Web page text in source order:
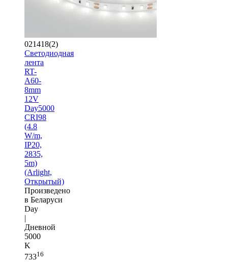
021418(2)
Светодиодная
лента
RT-
A60-
8mm
12V
Day5000
CRI98
(4.8
W/m,
IP20,
2835,
5m)
(Arlight,
Открытый)
Произведено
в Беларуси
Day
|
Дневной
5000
K
73316